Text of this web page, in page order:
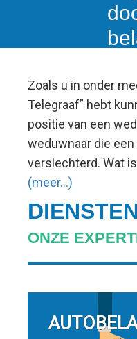
Zoals u in onder
Telegraaf” hebt
positie van een
weduwnaar die een
verslechterd. Wat
(meer…)
DIENSTEN
ONZE